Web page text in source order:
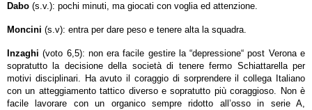
Dabo (s.v.): pochi minuti, ma giocati con voglia ed attenzione.
Moncini (s.v): entra per dare peso e tenere alta la squadra.
Inzaghi (voto 6,5): non era facile gestire la “depressione“ post Verona e
sopratutto la decisione della società di tenere fermo Schiattarella per
motivi disciplinari. Ha avuto il coraggio di sorprendere il collega Italiano
con un atteggiamento tattico diverso e sopratutto più coraggioso. Non è
facile lavorare con un organico sempre ridotto all’osso in serie A,